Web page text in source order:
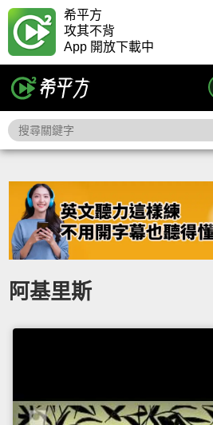
希平方
攻其不背
App 開放下載中
阿基里斯